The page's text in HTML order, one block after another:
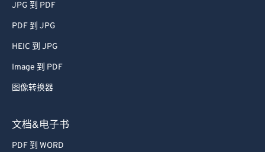
JPG 到 PDF
PDF 到 JPG
HEIC 到 JPG
Image 到 PDF
图像转换器
文档&电子书
PDF 到 WORD